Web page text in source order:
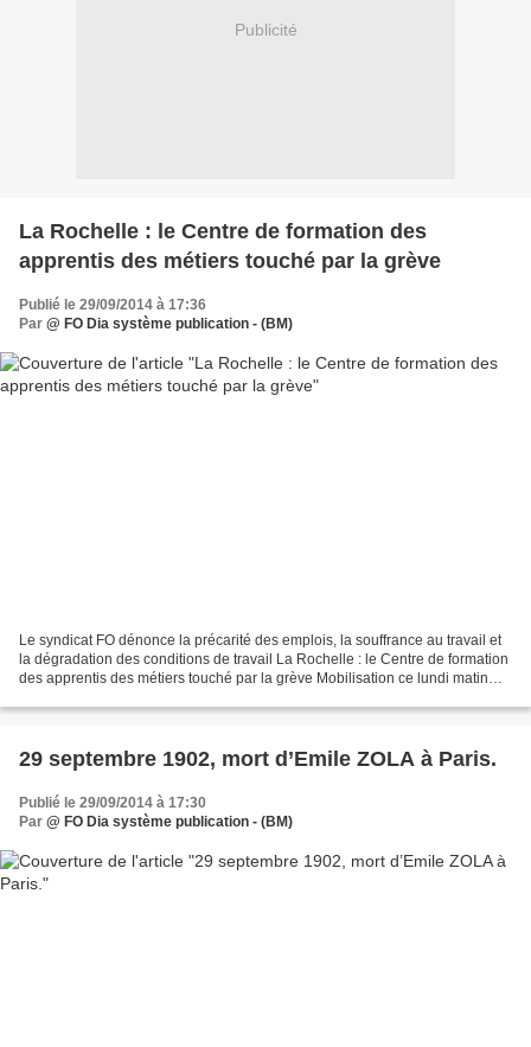
Publicité
La Rochelle : le Centre de formation des
apprentis des métiers touché par la grève
Publié le 29/09/2014 à 17:36
Par @ FO Dia système publication - (BM)
Le syndicat FO dénonce la précarité des emplois, la souffrance au travail et
la dégradation des conditions de travail La Rochelle : le Centre de formation
des apprentis des métiers touché par la grève Mobilisation ce lundi matin
29 septembre 1902, mort d’Emile ZOLA à Paris.
Publié le 29/09/2014 à 17:30
Par @ FO Dia système publication - (BM)